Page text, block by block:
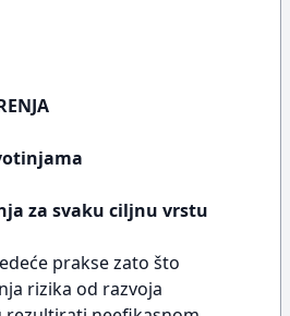
za svaku ciljnu vrstu
prakse zato što
rizika od razvoja